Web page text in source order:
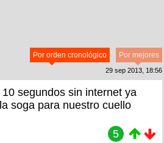
Por mejores
Por orden cronológico
29 sep 2013, 18:56
segundos sin internet ya
soga para nuestro cuello
5